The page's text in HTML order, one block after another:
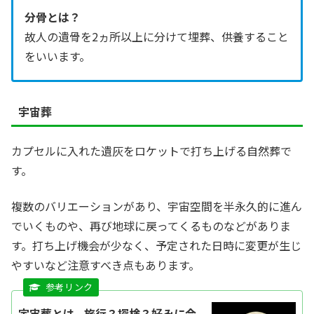
分骨とは？
故人の遺骨を2ヵ所以上に分けて埋葬、供養すること
をいいます。
宇宙葬
カプセルに入れた遺灰をロケットで打ち上げる自然葬で
す。
複数のバリエーションがあり、宇宙空間を半永久的に進ん
でいくものや、再び地球に戻ってくるものなどがありま
す。打ち上げ機会が少なく、予定された日時に変更が生じ
やすいなど注意すべき点もあります。